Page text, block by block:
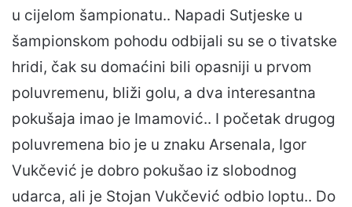
u cijelom šampionatu.. Napadi Sutjeske u
šampionskom pohodu odbijali su se o tivatske
hridi, čak su domaćini bili opasniji u prvom
poluvremenu, bliži golu, a dva interesantna
pokušaja imao je Imamović.. I početak drugog
poluvremena bio je u znaku Arsenala, Igor
Vukčević je dobro pokušao iz slobodnog
udarca, ali je Stojan Vukčević odbio loptu.. Do